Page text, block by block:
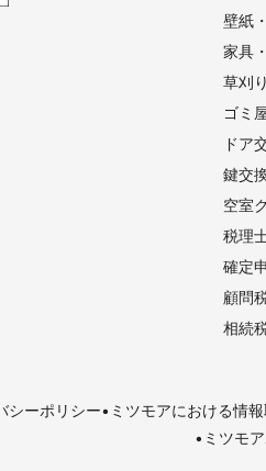
壁紙
家具
草刈
ゴミ
ドア
鍵交
空室
税理
確定
顧問
相続
シーポリシー ミツモアにおける情
ミツモ